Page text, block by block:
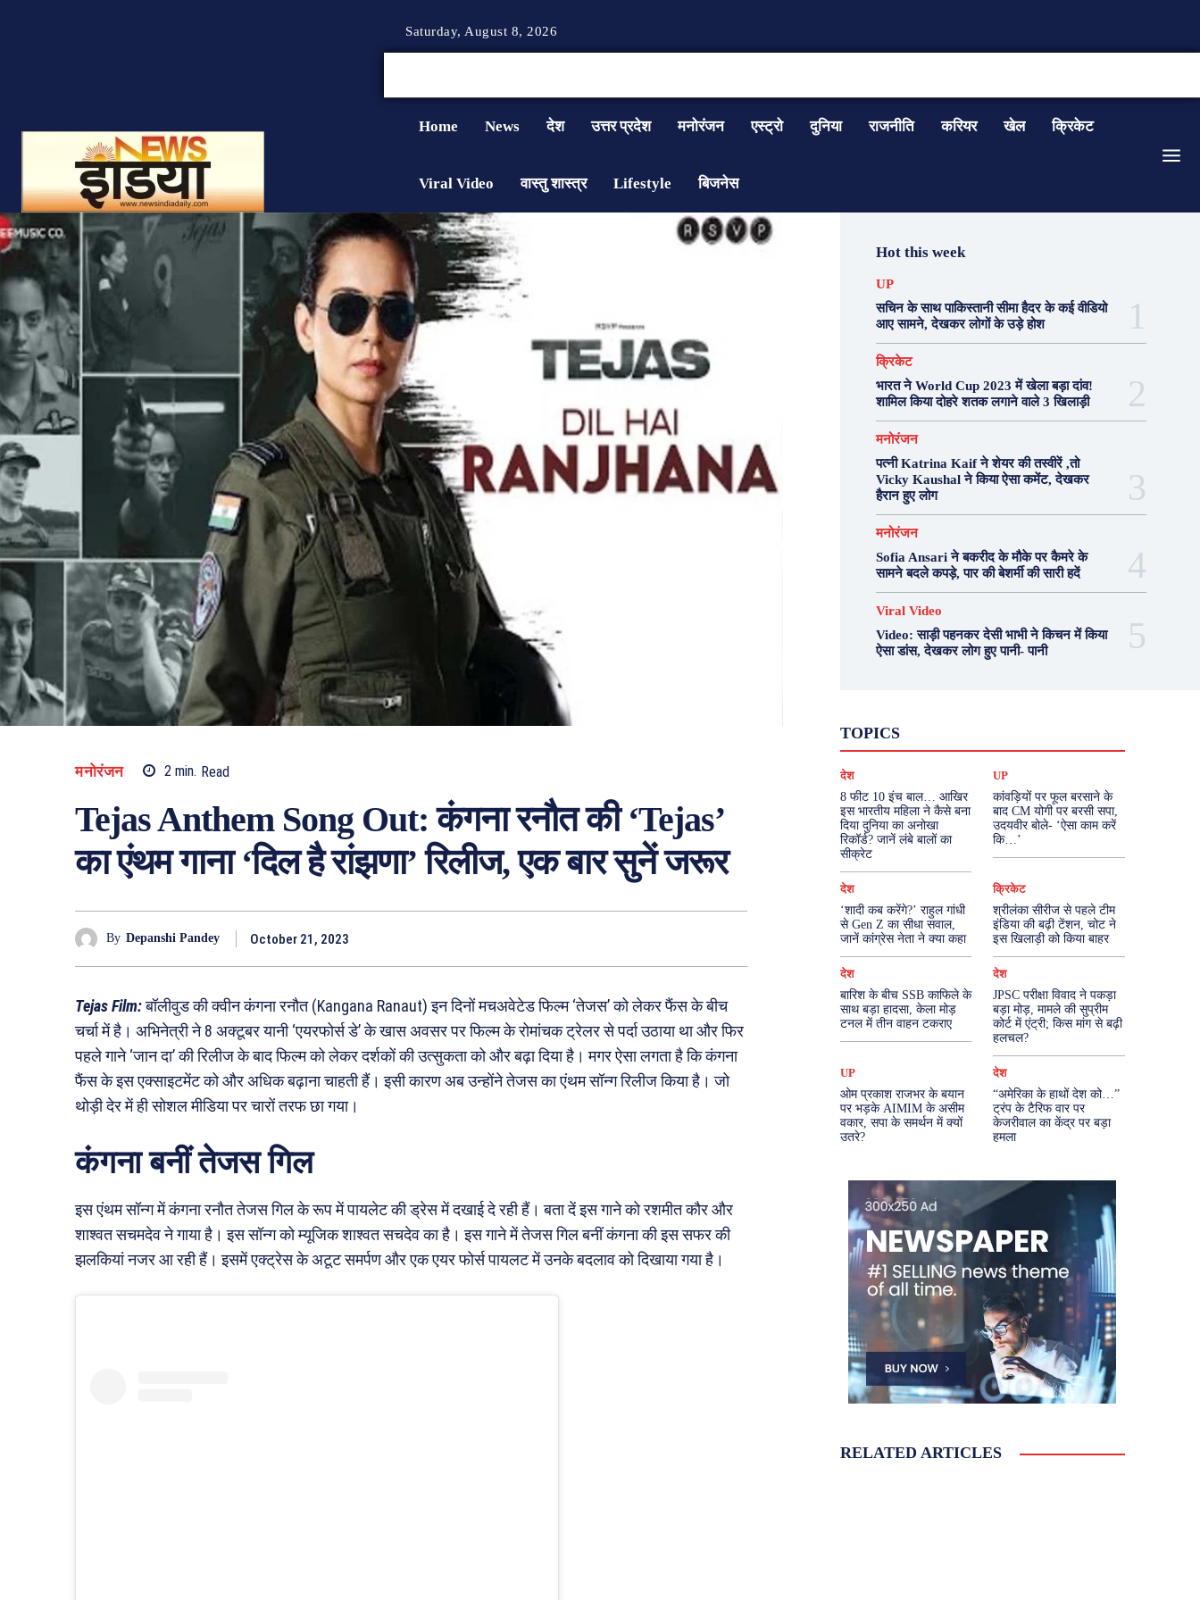
Saturday, August 8, 2026
Home News देश उत्तर प्रदेश मनोरंजन एस्ट्रो दुनिया राजनीति करियर खेल क्रिकेट
Viral Video वास्तु शास्त्र Lifestyle बिजनेस
मनोरंजन 2min. Read
Tejas Anthem Song Out: कंगना रनौत की ‘Tejas’
का एंथम गाना ‘दिल है रांझणा’ रिलीज, एक बार सुनें जरूर
By Depanshi Pandey October 21, 2023
Tejas Film:बॉलीवुड की क्वीन कंगना रनौत (Kangana Ranaut) इन दिनों मचअवेटेड फिल्म ‘तेजस’ को लेकर फैंस के बीच
चर्चा में है। अभिनेत्री ने 8 अक्टूबर यानी ‘एयरफोर्स डे’ के खास अवसर पर फिल्म के रोमांचक ट्रेलर से पर्दा उठाया था और फिर
पहले गाने ‘जान दा’ की रिलीज के बाद फिल्म को लेकर दर्शकों की उत्सुकता को और बढ़ा दिया है। मगर ऐसा लगता है कि कंगना
फैंस के इस एक्साइटमेंट को और अधिक बढ़ाना चाहती हैं। इसी कारण अब उन्होंने तेजस का एंथम सॉन्ग रिलीज किया है। जो
थोड़ी देर में ही सोशल मीडिया पर चारों तरफ छा गया।
कंगना बनीं तेजस गिल
इस एंथम सॉन्ग में कंगना रनौत तेजस गिल के रूप में पायलेट की ड्रेस में दखाई दे रही हैं। बता दें इस गाने को रशमीत कौर और
शाश्वत सचमदेव ने गाया है। इस सॉन्ग को म्यूजिक शाश्वत सचदेव का है। इस गाने में तेजस गिल बनीं कंगना की इस सफर की
झलकियां नजर आ रही हैं। इसमें एक्ट्रेस के अटूट समर्पण और एक एयर फोर्स पायलट में उनके बदलाव को दिखाया गया है।
Hot this week
UP
सचिन के साथ पाकिस्तानी सीमा हैदर के कई वीडियो
आए सामने, देखकर लोगों के उड़े होश
क्रिकेट
भारत ने World Cup 2023 में खेला बड़ा दांव!
शामिल किया दोहरे शतक लगाने वाले 3 खिलाड़ी
मनोरंजन
पत्नी Katrina Kaif ने शेयर की तस्वीरें ,तो
Vicky Kaushal ने किया ऐसा कमेंट, देखकर
हैरान हुए लोग
मनोरंजन
Sofia Ansari ने बकरीद के मौके पर कैमरे के
सामने बदले कपड़े, पार की बेशर्मी की सारी हदें
Viral Video
Video: साड़ी पहनकर देसी भाभी ने किचन में किया
ऐसा डांस, देखकर लोग हुए पानी- पानी
TOPICS
दुनिया
मनोरंजन
राजनीति वास्तु शास्त्र
More
देश
8 फीट 10 इंच बाल… आखिर
इस भारतीय महिला ने कैसे बना
दिया दुनिया का अनोखा
रिकॉर्ड? जानें लंबे बालों का
सीक्रेट
UP
कांवड़ियों पर फूल बरसाने के
बाद CM योगी पर बरसी सपा,
उदयवीर बोले- ‘ऐसा काम करें
कि…’
देश
‘शादी कब करेंगे?’ राहुल गांधी
से Gen Z का सीधा सवाल,
जानें कांग्रेस नेता ने क्या कहा
क्रिकेट
श्रीलंका सीरीज से पहले टीम
इंडिया की बढ़ी टेंशन, चोट ने
इस खिलाड़ी को किया बाहर
देश
बारिश के बीच SSB काफिले के
साथ बड़ा हादसा, केला मोड़
टनल में तीन वाहन टकराए
देश
JPSC परीक्षा विवाद ने पकड़ा
बड़ा मोड़, मामले की सुप्रीम
कोर्ट में एंट्री; किस मांग से बढ़ी
हलचल?
UP
ओम प्रकाश राजभर के बयान
पर भड़के AIMIM के असीम
वकार, सपा के समर्थन में क्यों
उतरे?
देश
“अमेरिका के हाथों देश को…”
ट्रंप के टैरिफ वार पर
केजरीवाल का केंद्र पर बड़ा
हमला
RELATED ARTICLES